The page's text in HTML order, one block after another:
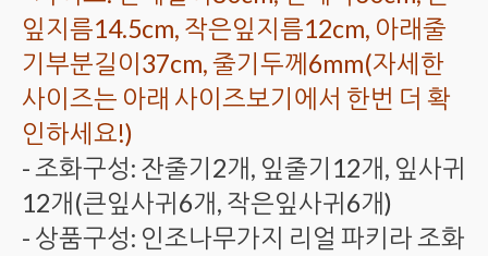
잎지름14.5cm, 작은잎지름12cm, 아래줄
기부분길이37cm, 줄기두께6mm(자세한
사이즈는 아래 사이즈보기에서 한번 더 확
인하세요!)
- 조화구성: 잔줄기2개, 잎줄기12개, 잎사귀
12개(큰잎사귀6개, 작은잎사귀6개)
- 상품구성: 인조나무가지 리얼 파키라 조화